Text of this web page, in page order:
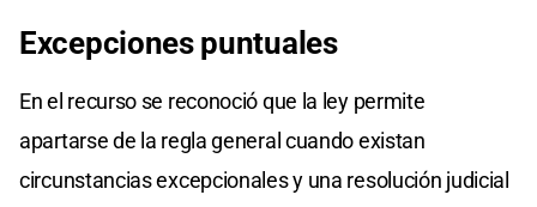
Excepciones puntuales
En el recurso se reconoció que la ley permite
apartarse de la regla general cuando existan
circunstancias excepcionales y una resolución judicial